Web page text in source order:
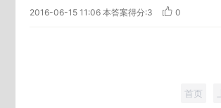
2016-06-15 11:06 本答案得分:3 0
首页